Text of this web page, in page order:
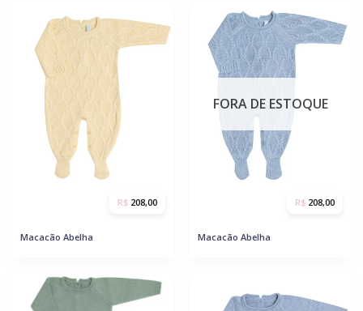
Macacão Abelha
R$ 208,00
FORA DE ESTOQUE
Macacão Abelha
R$ 208,00